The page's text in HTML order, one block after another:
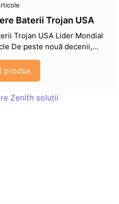
Baterii Trojan USA
Trojan USA Lider Mondial
De peste nouă decenii,...
produs